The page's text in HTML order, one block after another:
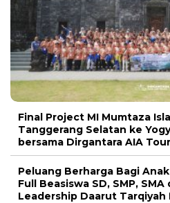
Final Project MI Mumtaza
Tanggerang Selatan ke
bersama Dirgantara AIA
Peluang Berharga Bagi
Full Beasiswa SD, SMP,
Leadership Daarut Tarqiyah